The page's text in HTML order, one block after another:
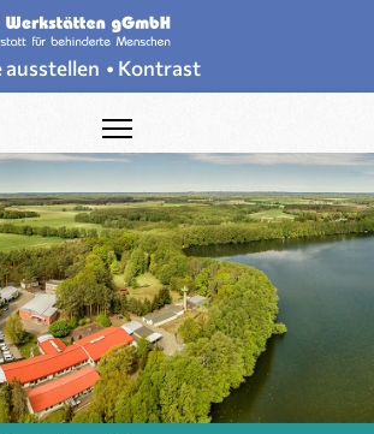
ausstellen • Kontrast